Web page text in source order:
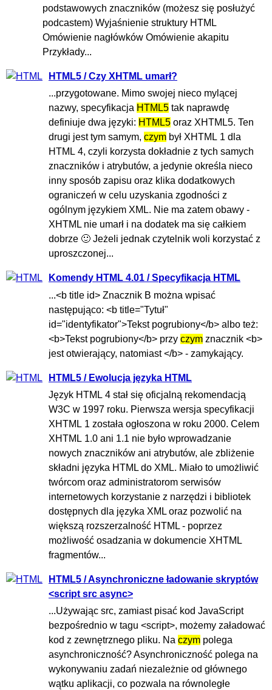
podstawowych znaczników (możesz się posłużyć
podcastem) Wyjaśnienie struktury HTML
Omówienie nagłówków Omówienie akapitu
Przykłady...
HTML5 / Czy XHTML umarł?
...przygotowane. Mimo swojej nieco mylącej
nazwy, specyfikacja HTML5 tak naprawdę
definiuje dwa języki: HTML5 oraz XHTML5. Ten
drugi jest tym samym, czym był XHTML 1 dla
HTML 4, czyli korzysta dokładnie z tych samych
znaczników i atrybutów, a jedynie określa nieco
inny sposób zapisu oraz klika dodatkowych
ograniczeń w celu uzyskania zgodności z
ogólnym językiem XML. Nie ma zatem obawy -
XHTML nie umarł i na dodatek ma się całkiem
dobrze 🙂 Jeżeli jednak czytelnik woli korzystać z
uproszczonej...
Komendy HTML 4.01 / Specyfikacja HTML
...<b title id> Znacznik B można wpisać
następująco: <b title="Tytuł"
id="identyfikator">Tekst pogrubiony</b> albo też:
<b>Tekst pogrubiony</b> przy czym znacznik <b>
jest otwierający, natomiast </b> - zamykający.
HTML5 / Ewolucja języka HTML
Język HTML 4 stał się oficjalną rekomendacją
W3C w 1997 roku. Pierwsza wersja specyfikacji
XHTML 1 została ogłoszona w roku 2000. Celem
XHTML 1.0 ani 1.1 nie było wprowadzanie
nowych znaczników ani atrybutów, ale zbliżenie
składni języka HTML do XML. Miało to umożliwić
twórcom oraz administratorom serwisów
internetowych korzystanie z narzędzi i bibliotek
dostępnych dla języka XML oraz pozwolić na
większą rozszerzalność HTML - poprzez
możliwość osadzania w dokumencie XHTML
fragmentów...
HTML5 / Asynchroniczne ładowanie skryptów
<script src async>
...Używając src, zamiast pisać kod JavaScript
bezpośrednio w tagu <script>, możemy załadować
kod z zewnętrznego pliku. Na czym polega
asynchroniczność? Asynchroniczność polega na
wykonywaniu zadań niezależnie od głównego
wątku aplikacji, co pozwala na równoległe